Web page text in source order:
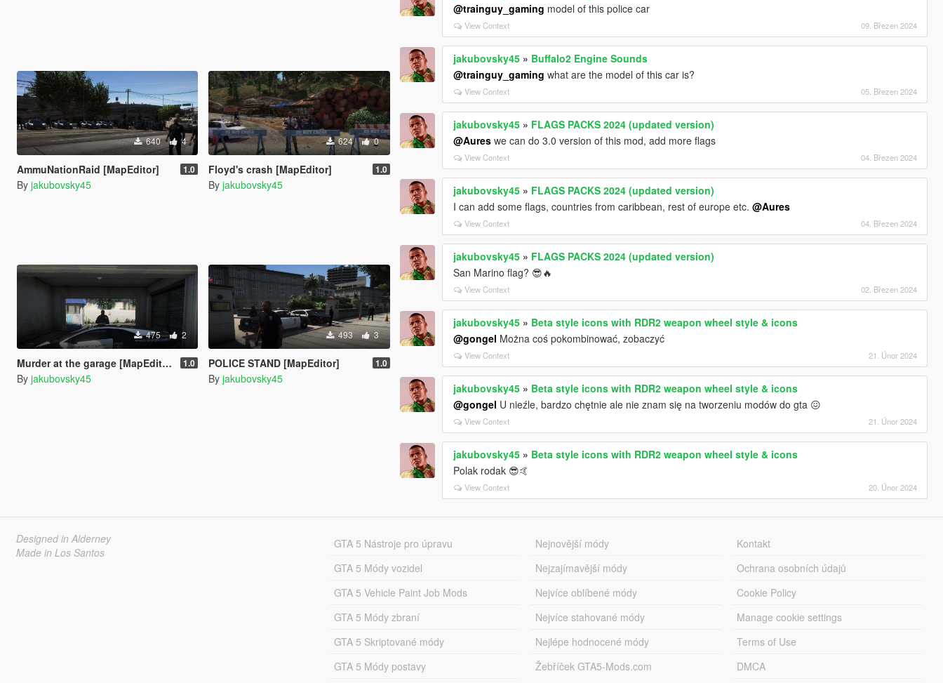
640 4
AmmuNationRaid [MapEditor] 1.0
By jakubovsky45
624 0
Floyd's crash [MapEditor] 1.0
By jakubovsky45
475 2
Murder at the garage [MapEditor] 1.0
By jakubovsky45
493 3
POLICE STAND [MapEditor] 1.0
By jakubovsky45
@trainguy_gaming model of this police car
View Context 09. Březen 2024
jakubovsky45 » Buffalo2 Engine Sounds
@trainguy_gaming what are the model of this car is?
View Context 05. Březen 2024
jakubovsky45 » FLAGS PACKS 2024 (updated version)
@Aures we can do 3.0 version of this mod, add more flags
View Context 04. Březen 2024
jakubovsky45 » FLAGS PACKS 2024 (updated version)
I can add some flags, countries from caribbean, rest of europe etc.@Aures
View Context 04. Březen 2024
jakubovsky45 » FLAGS PACKS 2024 (updated version)
San Marino flag? 😎🔥
View Context 02. Březen 2024
jakubovsky45 » Beta style icons with RDR2 weapon wheel style & icons
@gongel Można coś pokombinować, zobaczyć
View Context 21. Únor 2024
jakubovsky45 » Beta style icons with RDR2 weapon wheel style & icons
@gongel U nieźle, bardzo chętnie ale nie znam się na tworzeniu modów do gta 😖
View Context 21. Únor 2024
jakubovsky45 » Beta style icons with RDR2 weapon wheel style & icons
Polak rodak 😎🤙
View Context 20. Únor 2024
Designed in Alderney
Made in Los Santos
GTA 5 Nástroje pro úpravu
GTA 5 Módy vozidel
GTA 5 Vehicle Paint Job Mods
GTA 5 Módy zbraní
GTA 5 Skriptované módy
GTA 5 Módy postavy
Nejnovější módy
Nejzajímavější módy
Nejvíce oblíbené módy
Nejvíce stahované módy
Nejlépe hodnocené módy
Žebříček GTA5-Mods.com
Kontakt
Ochrana osobních údajů
Cookie Policy
Manage cookie settings
Terms of Use
DMCA